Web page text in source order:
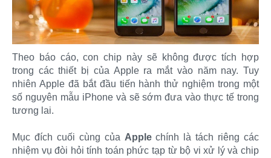
Theo báo cáo, con chip này sẽ không được tích hợp
trong các thiết bị của Apple ra mắt vào năm nay. Tuy
nhiên Apple đã bắt đầu tiến hành thử nghiệm trong một
số nguyên mẫu iPhone và sẽ sớm đưa vào thực tế trong
tương lai.
Mục đích cuối cùng của Applechính là tách riêng các
nhiệm vụ đòi hỏi tính toán phức tạp từ bộ vi xử lý và chip